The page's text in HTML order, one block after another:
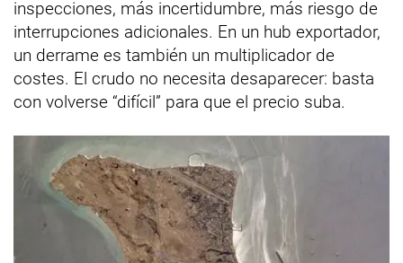
inspecciones, más incertidumbre, más riesgo de
interrupciones adicionales. En un hub exportador,
un derrame es también un multiplicador de
costes. El crudo no necesita desaparecer: basta
con volverse “difícil” para que el precio suba.